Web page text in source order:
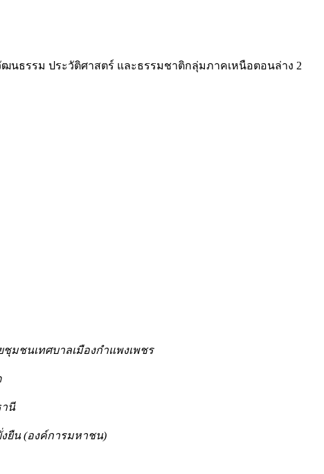
ฒนธรรม ประวัติศาสตร์ และธรรมชาติกลุ่มภาคเหนือตอนล่าง 2
มชนเทศบาลเมืองกำแพงเพชร
นี
ยืน (องค์การมหาชน)